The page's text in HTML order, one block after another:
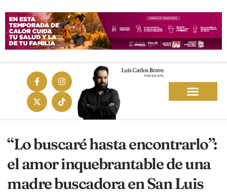
“Lo buscaré hasta encontrarlo”:
el amor inquebrantable de una
madre buscadora en San Luis